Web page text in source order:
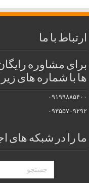
ارتباط با ما
برای مشاوره
ها با شماره های
۰۹۱۹۹۸۸۵۴۰۰
۰۹۳۵۵۷۰۹۲۹۲
ما را در شبکه های